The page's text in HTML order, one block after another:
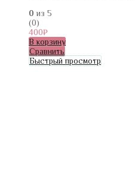
0 из 5
(0)
400₽
В корзину
Сравнить
Быстрый просмотр